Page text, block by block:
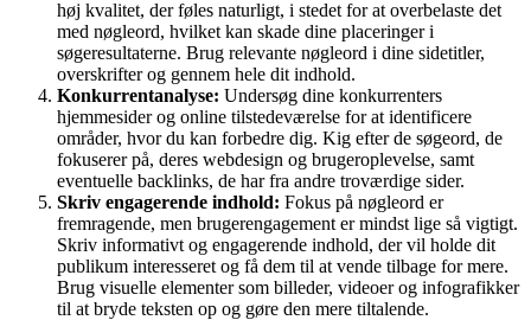
høj kvalitet, der føles naturligt, i stedet for at overbelaste det
med nøgleord, hvilket kan skade dine placeringer i
søgeresultaterne. Brug relevante nøgleord i dine sidetitler,
overskrifter og gennem hele dit indhold.
Konkurrentanalyse: Undersøg dine konkurrenters
hjemmesider og online tilstedeværelse for at identificere
områder, hvor du kan forbedre dig. Kig efter de søgeord, de
fokuserer på, deres webdesign og brugeroplevelse, samt
eventuelle backlinks, de har fra andre troværdige sider.
Skriv engagerende indhold: Fokus på nøgleord er
fremragende, men brugerengagement er mindst lige så vigtigt.
Skriv informativt og engagerende indhold, der vil holde dit
publikum interesseret og få dem til at vende tilbage for mere.
Brug visuelle elementer som billeder, videoer og infografikker
til at bryde teksten op og gøre den mere tiltalende.